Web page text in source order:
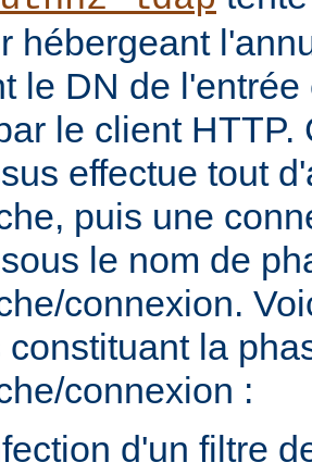
hébergeant
le DN de
le client HTTP.
effectue tout
puis une
le nom de
connexion.
constituant la
connexion :
d'un filtre